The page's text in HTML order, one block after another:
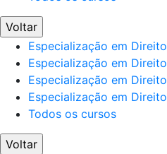
Voltar
Especialização em
Especialização em
Especialização em
Especialização em
Todos os cursos
Voltar